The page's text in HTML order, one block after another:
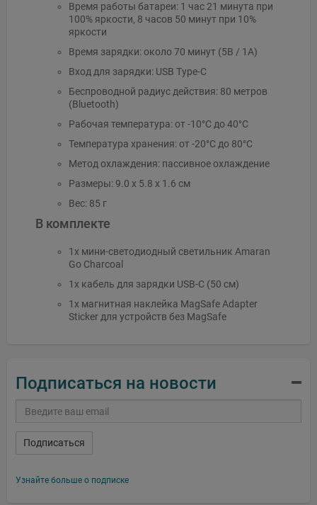
Время работы батареи: 1 час 21 минута при
100% яркости, 8 часов 50 минут при 10%
яркости
Время зарядки: около 70 минут (5В / 1А)
Вход для зарядки: USB Type-C
Беспроводной радиус действия: 80 метров
(Bluetooth)
Рабочая температура: от -10°C до 40°C
Температура хранения: от -20°C до 80°C
Метод охлаждения: пассивное охлаждение
Размеры: 9.0 x 5.8 x 1.6 см
Вес: 85 г
В комплекте
1x мини-светодиодный светильник Amaran
Go Charcoal
1x кабель для зарядки USB-C (50 см)
1x магнитная наклейка MagSafe Adapter
Sticker для устройств без MagSafe
Подписаться на новости
Подписаться
Узнайте больше о подписке